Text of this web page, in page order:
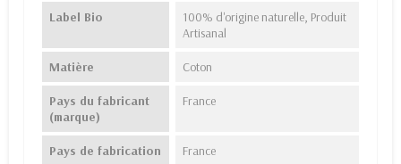
Label Bio
100% d'origine naturelle, Produit
Artisanal
Matière Coton
Pays du fabricant
(marque)
France
Pays de fabrication France